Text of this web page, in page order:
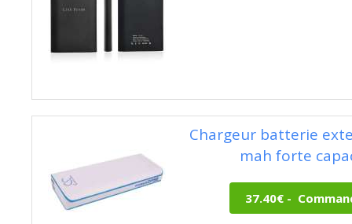
Chargeur batterie
mah forte